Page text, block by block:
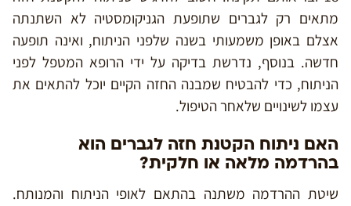
מתאים רק לגברים שתופעת הגניקומסטיה לא השתנתה
אצלם באופן משמעותי בשנה שלפני הניתוח, ואינה תופעה
חדשה. בנוסף, נדרשת בדיקה על ידי הרופא המטפל לפני
הניתוח, כדי להבטיח שמבנה החזה הקיים יוכל להתאים את
עצמו לשינויים שלאחר הטיפול.
האם ניתוח הקטנת חזה לגברים הוא
בהרדמה מלאה או חלקית?
שיטת ההרדמה משתנה בהתאם לאופי הניתוח והמנותח.